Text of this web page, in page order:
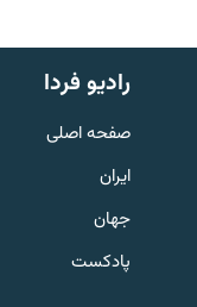
English
به ما بپیوندید
رادیو فردا
صفحه اصلی
ایران
جهان
پادکست